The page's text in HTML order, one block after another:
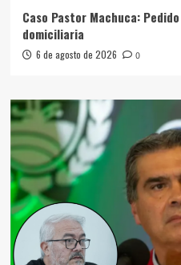
Caso Pastor Machuca:
domiciliaria
6 de agosto de 2026 0